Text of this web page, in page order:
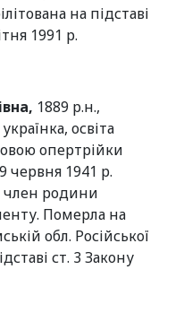
на підставі
1991 р.
1889 р.н.,
освіта
опертрійки
червня 1941 р.
член родини
Померла на
обл. Російської
ст. 3 Закону